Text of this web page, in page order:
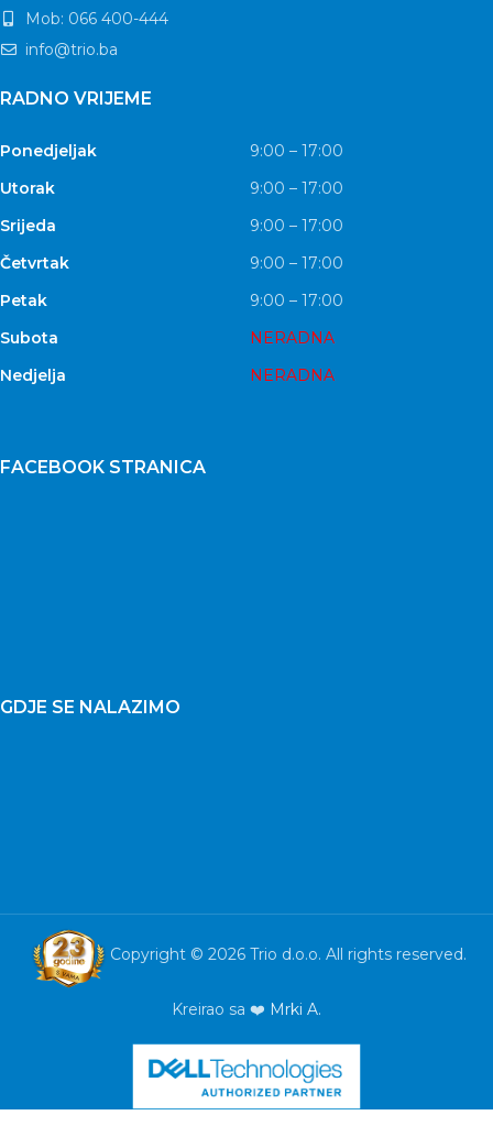
Mob: 066 400-444
info@trio.ba
RADNO VRIJEME
Ponedjeljak
9:00 – 17:00
Utorak
9:00 – 17:00
Srijeda
9:00 – 17:00
Četvrtak
9:00 – 17:00
Petak
9:00 – 17:00
Subota
NERADNA
Nedjelja
NERADNA
FACEBOOK STRANICA
GDJE SE NALAZIMO
Copyright © 2026 Trio d.o.o. All rights reserved.
Kreirao sa ❤️ Mrki A.
DisplayPort
adapter